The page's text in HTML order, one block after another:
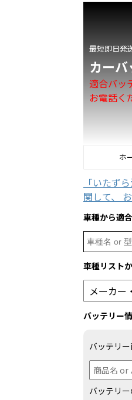
最短即日発
カー
適合バッ
お電話く
ホ
「いたず
関して、
車種から適
Search
for:
車種リスト
バッテリー
バッテリ
バッテリ